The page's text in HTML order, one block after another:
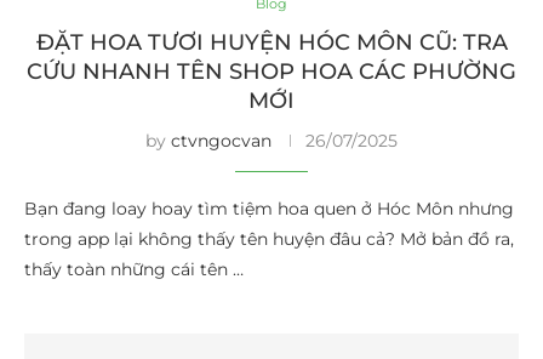
Blog
ĐẶT HOA TƯƠI HUYỆN HÓC MÔN CŨ: TRA
CỨU NHANH TÊN SHOP HOA CÁC PHƯỜNG
MỚI
by ctvngocvan 26/07/2025
Bạn đang loay hoay tìm tiệm hoa quen ở Hóc Môn nhưng
trong app lại không thấy tên huyện đâu cả? Mở bản đồ ra,
thấy toàn những cái tên …